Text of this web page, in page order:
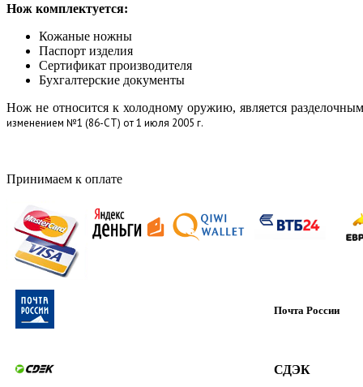
Нож комплектуется:
Кожаные ножны
Паспорт изделия
Сертификат производителя
Бухгалтерские документы
Нож не относится к холодному оружию, является
изменением №1 (86-СТ) от 1 июля 2005 г.
Принимаем к оплате
Почта России
СДЭК